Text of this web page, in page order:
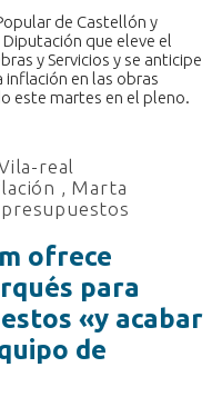
de Castellón y
que eleve el
y Servicios y se anticipe
inflación en las obras
este martes en el pleno.
real
Marta
presupuestos
ofrece
para
«y acabar
de